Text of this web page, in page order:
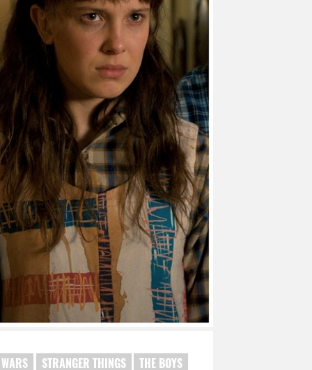
STRANGER THINGS
THE BOYS